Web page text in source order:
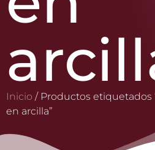
Inicio / Productos etiquetados
en arcilla”